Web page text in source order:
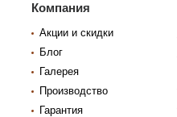
Компания
Акции и скидки
Блог
Галерея
Производство
Гарантия